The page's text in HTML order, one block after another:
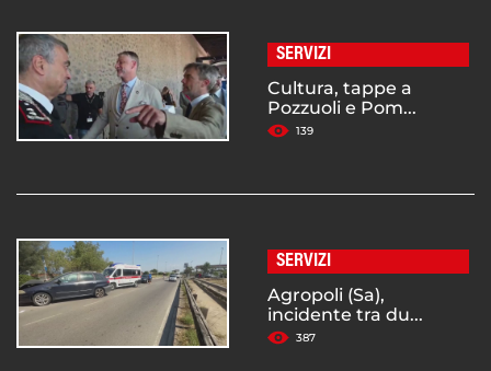
SERVIZI
Cultura, tappe a
Pozzuoli e Pom...
139
SERVIZI
Agropoli (Sa),
incidente tra du...
387